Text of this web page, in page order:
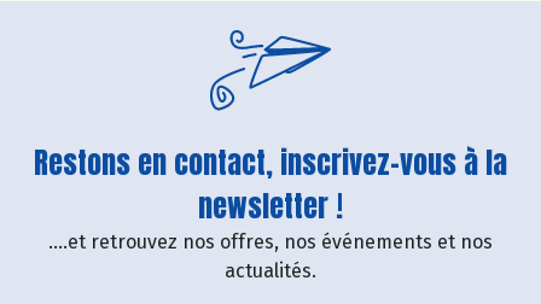
Restons en contact, inscrivez-vous à la
newsletter !
....et retrouvez nos offres, nos événements et nos
actualités.